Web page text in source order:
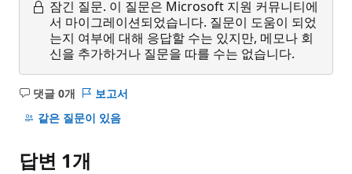
잠긴 질문. 이 질문은 Microsoft 지원 커뮤니티에
서 마이그레이션되었습니다. 질문이 도움이 되었
는지 여부에 대해 응답할 수는 있지만, 메모나 회
신을 추가하거나 질문을 따를 수는 없습니다.
댓글 0개
설
명
음
보고서
같은 질문이 있음
답변 1개